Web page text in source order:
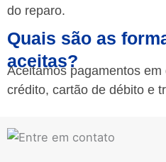
do reparo.
Quais são as
aceitas?
Aceitamos pagamentos
crédito, cartão de débito e